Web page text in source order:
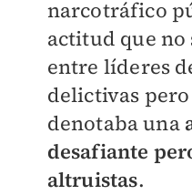
narcotráfico
actitud que no
entre líderes
delictivas
denotaba una
desafiante
altruistas.